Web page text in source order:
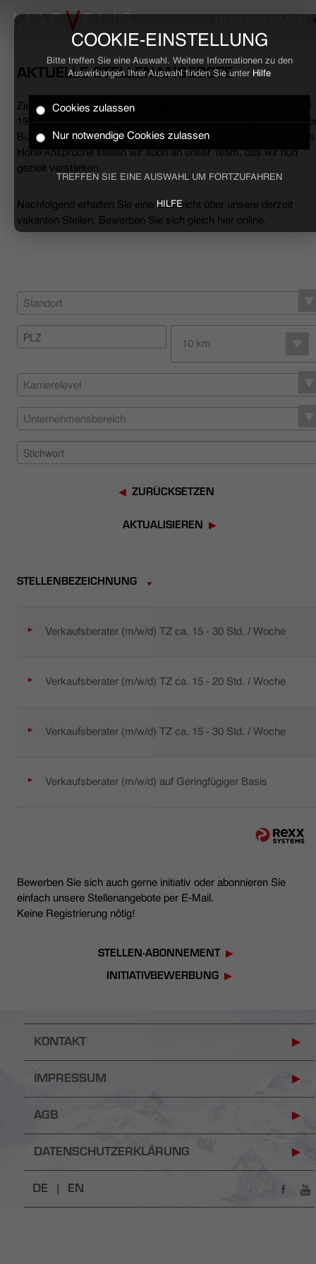
COOKIE-EINSTELLUNG
Bitte treffen Sie eine Auswahl. Weitere Informationen zu den
Auswirkungen Ihrer Auswahl finden Sie unter Hilfe
Cookies zulassen
Nur notwendige Cookies zulassen
TREFFEN SIE EINE AUSWAHL UM FORTZUFAHREN
HILFE
HOME
BUSINESS
UNTERNEHMEN
NACHHALTIGKEIT
HÄNDLERSUCHE
AKTUELLE STELLENANGEBOTE
Ziele erreichen, Herausforderungen meistern, Erfolge feiern. Seit
1994 begleiten wir den anspruchsvollen Mann sowohl mit
Business- als auch mit lässigen Casual-Hemden und Polo-
Hohe Ansprüche stellen wir auch an unser Team, das wir nun
gezielt verstärken.
Nachfolgend erhalten Sie eine Übersicht über unsere derzeit
vakanten Stellen. Bewerben Sie sich gleich hier online.
Standort
10 km
Karrierelevel
Unternehmensbereich
ZURÜCKSETZEN
AKTUALISIEREN
STELLENBEZEICHNUNG
Verkaufsberater (m/w/d) TZ ca. 15 - 30 Std. / Woche
Verkaufsberater (m/w/d) TZ ca. 15 - 20 Std. / Woche
Verkaufsberater (m/w/d) TZ ca. 15 - 30 Std. / Woche
Verkaufsberater (m/w/d) auf Geringfügiger Basis
Bewerben Sie sich auch gerne initiativ oder abonnieren Sie
einfach unsere Stellenangebote per E-Mail.
Keine Registrierung nötig!
STELLEN-ABONNEMENT
INITIATIVBEWERBUNG
KONTAKT
IMPRESSUM
AGB
DATENSCHUTZERKLÄRUNG
DE | EN